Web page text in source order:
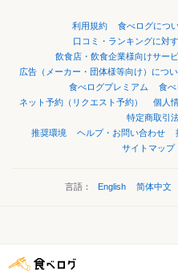
利用規約 食べログにつ
口コミ・ランキングに対
飲食店・飲食企業様向けサー
広告（メーカー・団体様等向け）につ
食べログプレミアム
食べ
ネット予約（リクエスト予約）
個人
特定商取引
推奨環境
ヘルプ・お問い合わせ
サイトマップ
言語： English 简体中文